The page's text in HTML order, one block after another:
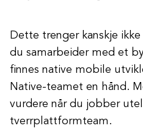
Dette trenger kanskje
du samarbeider med et
finnes native mobile
Native-teamet en hånd.
vurdere når du jobber
tverrplattformteam.